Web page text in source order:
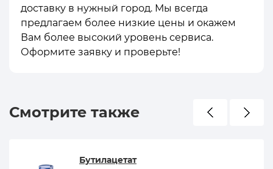
доставку в нужный город. Мы всегда
предлагаем более низкие цены и окажем
Вам более высокий уровень сервиса.
Оформите заявку и проверьте!
Смотрите также
Бутилацетат